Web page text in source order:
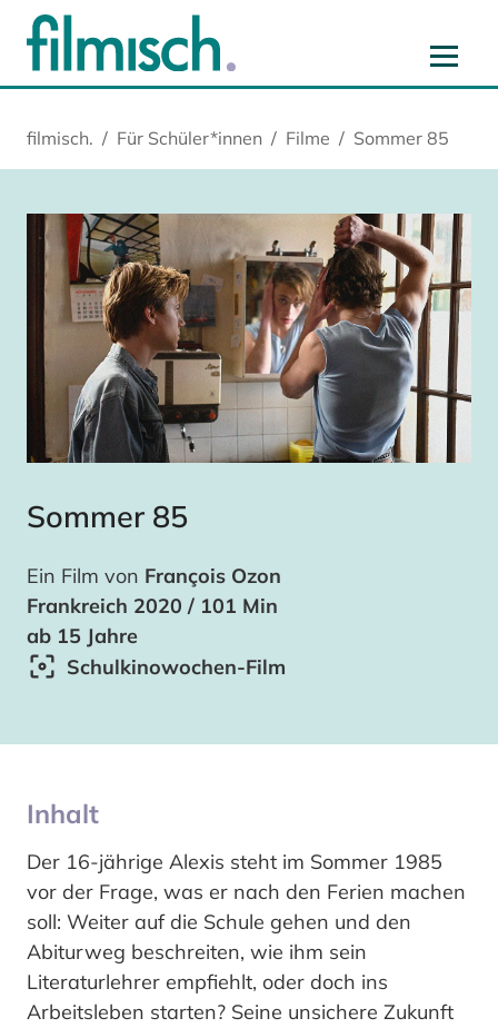
Hauptinhalt springen
Hauptnavigation springen
Cookie-Einstellungen springen
Startseite springen
filmisch. Für Schüler*innen Filme Sommer 85
Sommer 85
Ein Film von François Ozon
Frankreich 2020 / 101 Min
ab 15 Jahre
Schulkinowochen-Film
Inhalt
Der 16-jährige Alexis steht im Sommer 1985
vor der Frage, was er nach den Ferien machen
soll: Weiter auf die Schule gehen und den
Abiturweg beschreiten, wie ihm sein
Literaturlehrer empfiehlt, oder doch ins
Arbeitsleben starten? Seine unsichere Zukunft